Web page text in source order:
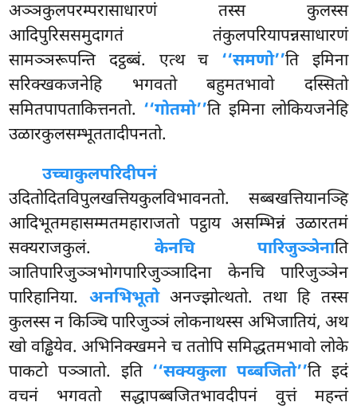
अञ्ञकुलपरम्परासाधारणं तस्स कुलस्स
आदिपुरिससमुदागतं तंकुलपरियापन्नसाधारणं
सामञ्ञरूपन्ति दट्ठब्बं. एत्थ च ‘‘समणो’’ति इमिना
सरिक्खकजनेहि भगवतो बहुमतभावो दस्सितो
समितपापताकित्तनतो. ‘‘गोतमो’’ति इमिना लोकियजनेहि
उळारकुलसम्भूततादीपनतो.
उच्चाकुलपरिदीपनं
उदितोदितविपुलखत्तियकुलविभावनतो. सब्बखत्तियानञ्हि
आदिभूतमहासम्मतमहाराजतो पट्ठाय असम्भिन्नं उळारतमं
सक्यराजकुलं. केनचि पारिजुञ्ञेनाति
ञातिपारिजुञ्ञभोगपारिजुञ्ञादिना केनचि पारिजुञ्ञेन
पारिहानिया. अनभिभूतोअनज्झोत्थतो. तथा हि तस्स
कुलस्स न किञ्चि पारिजुञ्ञं लोकनाथस्स अभिजातियं, अथ
खो वड्ढियेव. अभिनिक्खमने च ततोपि समिद्धतमभावो लोके
पाकटो पञ्ञातो. इति ‘‘सक्यकुला पब्बजितो’’ति इदं
वचनं भगवतो सद्धापब्बजितभावदीपनं वुत्तं महन्तं